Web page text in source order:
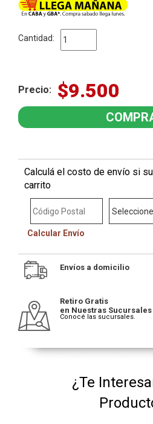
Cantidad:
Precio: $9.500
Calculá el costo de envío si
carrito
Calcular Envío
Envíos a domicilio
Retiro Gratis
en Nuestras Sucursales
Conocé las sucursales.
¿Te